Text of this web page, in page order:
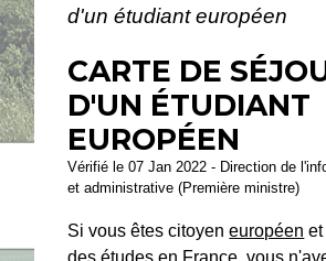
d'un étudiant européen
CARTE DE
D'UN ÉTUDIANT
EUROPÉEN
Vérifié le 07 Jan 2022 - Direction de
et administrative (Première ministre)
Si vous êtes citoyeneuropéen
des études en France, vous